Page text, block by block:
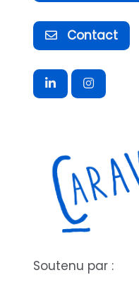
Contact
Soutenu par :